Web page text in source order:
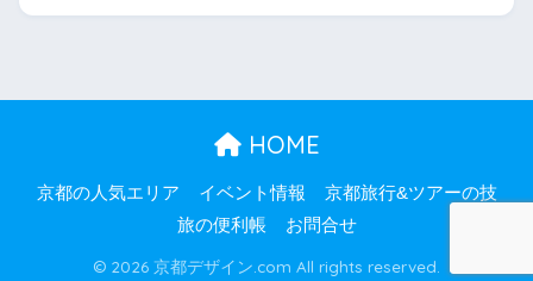
HOME
京都の人気エリア イベント情報
京都旅行&ツアーの技
旅の便利帳
お問合せ
© 2026 京都デザイン.com All rights reserved.